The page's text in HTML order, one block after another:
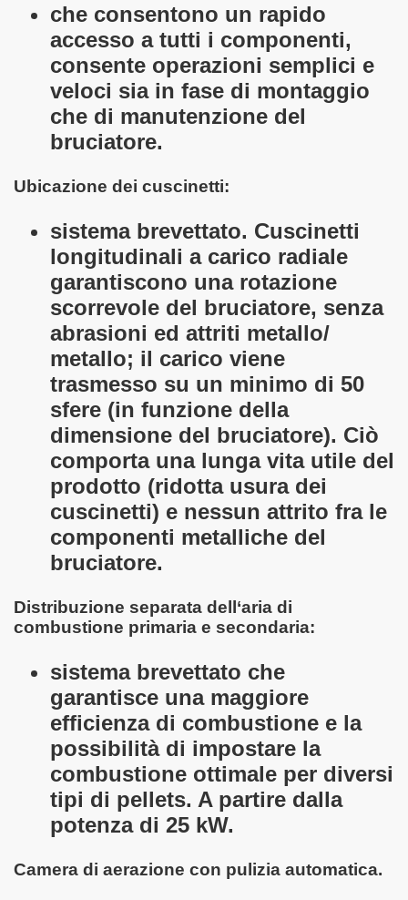
che consentono un rapido
accesso a tutti i componenti,
consente operazioni semplici e
veloci sia in fase di montaggio
che di manutenzione del
bruciatore.
Ubicazione dei cuscinetti:
sistema brevettato. Cuscinetti
longitudinali a carico radiale
garantiscono una rotazione
scorrevole del bruciatore, senza
abrasioni ed attriti metallo/
metallo; il carico viene
trasmesso su un minimo di 50
sfere (in funzione della
dimensione del bruciatore). Ciò
comporta una lunga vita utile del
prodotto (ridotta usura dei
cuscinetti) e nessun attrito fra le
componenti metalliche del
bruciatore.
Distribuzione separata dell‘aria di
combustione primaria e secondaria:
sistema brevettato che
garantisce una maggiore
efficienza di combustione e la
possibilità di impostare la
combustione ottimale per diversi
tipi di pellets. A partire dalla
potenza di 25 kW.
Camera di aerazione con pulizia automatica.